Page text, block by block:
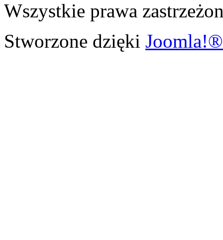
Wszystkie prawa
Stworzone dzięki Joomla!®